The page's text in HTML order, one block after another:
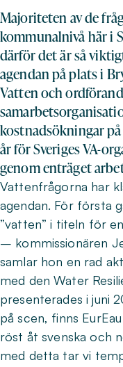
Majoriteten av de
kommunalnivå här i
därför det är så
agendan på plats i
Vatten och
kostnadsökningar
år för Sveriges VA-
genom enträget
Vattenfrågorna har
agendan. För första
”vatten” i titeln för
– kommissionären
samlar hon en rad
med den Water
presenterades i juni
på scen, finns
röst åt svenska och
med detta tar vi